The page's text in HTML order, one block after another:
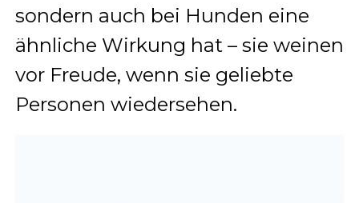
sondern auch bei Hunden eine
ähnliche Wirkung hat – sie weinen
vor Freude, wenn sie geliebte
Personen wiedersehen.